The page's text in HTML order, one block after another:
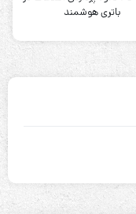
باتری هوشمند